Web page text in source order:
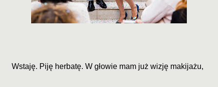
Wstaję. Piję herbatę. W głowie mam już wizję makijażu,